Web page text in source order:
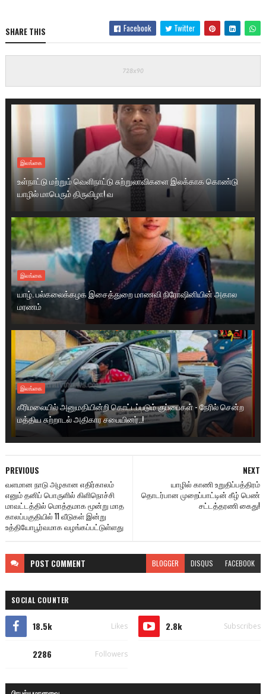
SHARE THIS Facebook Twitter
இலங்கை
உள்நாட்டு மற்றும் வெளிநாட்டு சுற்றுலாவிகளை இலக்காக கொண்டு
யாழில் மாபெரும் திருவிழா! வ
இலங்கை
யாழ். பல்கலைக்கழக இசைத்துறை மாணவி நிரோஷினியின் அகால
மரணம்
இலங்கை
கீரிமலையில் அனுமதியின்றி கொட்டப்படும் குப்பைகள் - நேரில் சென்ற
மத்திய சுற்றாடல் அதிகார சபையினர்..!
NEXT
யாழில் காணி உறுதிப்பத்திரம்
தொடர்பான முறைப்பாட்டின் கீழ் பெண்
சட்டத்தரணி கைது!
PREVIOUS
வளமான நாடு அழகான எதிர்காலம்
எனும் தனிப் பொருளில் கிளிநொச்சி
மாவட்டத்தில் மொத்தமாக மூன்று மாத
காலப்பகுதியில் 11 வீடுகள் இன்று
உத்தியோபூர்வமாக வழங்கப்பட்டுள்ளது
POST COMMENT BLOGGER DISQUS FACEBOOK
SOCIAL COUNTER
18.5k Likes 2.8k Subscribes
2286 Followers